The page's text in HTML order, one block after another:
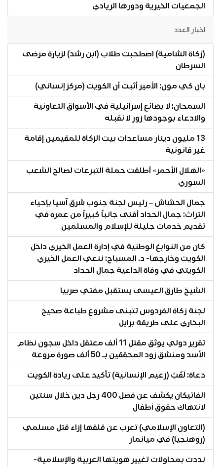
الجمعيات الخيرية ودورها الريادي
اخبار العدد
(زكاة الشامية) اصطحبت طلاب (ابن رشد) لزيارة مرضى
السرطان
بان كي مون: الأمير أثبت أن الكويت (مركز إنساني)
السمحان: لا بضائع إسرائيلية في الأسواق التعاونية
والادعاء بوجودها زور لا نقبله
13 مليون دينار مساعدات بيت الزكاة للمقيمين إقامة
غير قانونية
«الهلال الأحمر» أطلقت حملة التبرعات لصالح الشعب
السوري
جمال الحشاش – رئيس لجنة جنوب شرق آسيا بإحياء
التراث: جمال الحداد أفنى جانباً كبيراً من عمره في
تقديم خدمات جليلة للإسلام والمسلمين
كان من النوابغ الوطنية في إدارة العمل الخيري داخل
الكويت وخارجها- د. المسباح: ننعي العمل الخيري
الكويتي في وفاة الداعية جمال الحداد
الشيخ طارق العيسى يستقبل مفتي صربيا
لجنة زكاة الفردوس تتبنى مشروع طباعة صحيح
البخاري على طريقة برايل‏
تقرير دولي يوثق مقتل 11 ألف معتقل داخل سجون نظام
الأسد ومنشق زود المحققين بـ 50 ألف صورة مروعة
دعاة: لَقَبُ (زعيم الإنسانية) تأكيد على ريادة الكويت
الفاتيكان يكشف عن فصل 400 رجل دين خلال سنتين
لانتهاك حقوق أطفال
(التعاون الإسلامي) تعرب عن قلقها إزاء قتل مسلمي
(روهنجيا) في ميانمار
نددت بمحاولات تغيير هويتها العربية والإسلامية-